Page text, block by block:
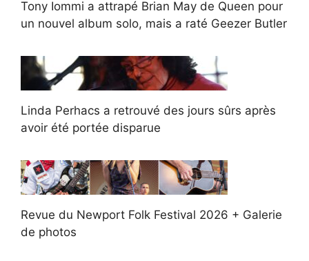
Tony Iommi a attrapé Brian May de Queen pour
un nouvel album solo, mais a raté Geezer Butler
Linda Perhacs a retrouvé des jours sûrs après
avoir été portée disparue
Revue du Newport Folk Festival 2026 + Galerie
de photos